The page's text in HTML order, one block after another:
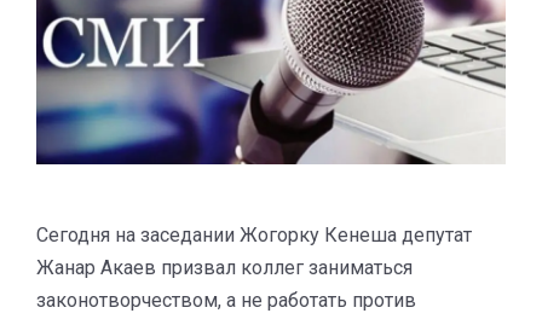
Сегодня на заседании Жогорку Кенеша депутат
Жанар Акаев призвал коллег заниматься
законотворчеством, а не работать против